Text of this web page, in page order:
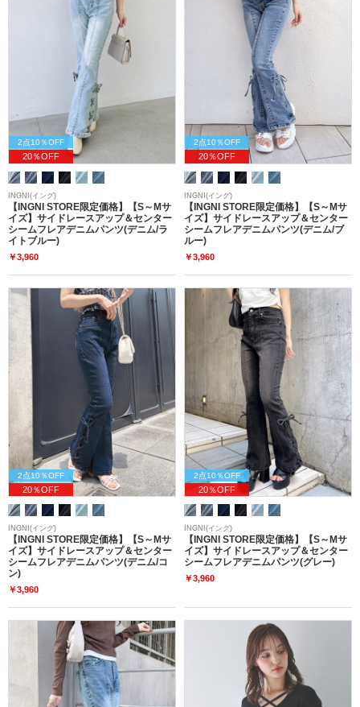
2点10％OFF
20％OFF
INGNI(イング)
【INGNI STORE限定価格】【S～Mサ
イズ】サイドレースアップ＆センター
シームフレアデニムパンツ(デニム/ラ
イトブルー)
￥3,960
2点10％OFF
20％OFF
INGNI(イング)
【INGNI STORE限定価格】【S～Mサ
イズ】サイドレースアップ＆センター
シームフレアデニムパンツ(デニム/ブ
ルー)
￥3,960
2点10％OFF
20％OFF
INGNI(イング)
【INGNI STORE限定価格】【S～Mサ
イズ】サイドレースアップ＆センター
シームフレアデニムパンツ(デニム/コ
ン)
￥3,960
2点10％OFF
20％OFF
INGNI(イング)
【INGNI STORE限定価格】【S～Mサ
イズ】サイドレースアップ＆センター
シームフレアデニムパンツ(グレー)
￥3,960